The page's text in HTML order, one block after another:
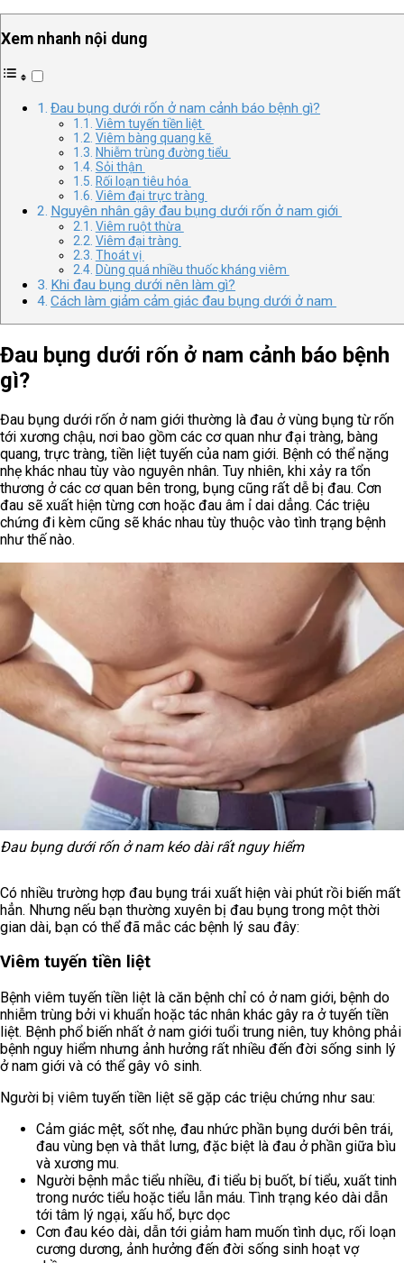
Xem nhanh nội dung
Đau bụng dưới rốn ở nam cảnh báo bệnh gì?
Viêm tuyến tiền liệt
Viêm bàng quang kẽ
Nhiễm trùng đường tiểu
Sỏi thận
Rối loạn tiêu hóa
Viêm đại trực tràng
Nguyên nhân gây đau bụng dưới rốn ở nam giới
Viêm ruột thừa
Viêm đại tràng
Thoát vị
Dùng quá nhiều thuốc kháng viêm
Khi đau bụng dưới nên làm gì?
Cách làm giảm cảm giác đau bụng dưới ở nam
Đau bụng dưới rốn ở nam cảnh báo bệnh
gì?
Đau bụng dưới rốn ở nam giới thường là đau ở vùng bụng từ rốn
tới xương chậu, nơi bao gồm các cơ quan như đại tràng, bàng
quang, trực tràng, tiền liệt tuyến của nam giới. Bệnh có thể nặng
nhẹ khác nhau tùy vào nguyên nhân. Tuy nhiên, khi xảy ra tổn
thương ở các cơ quan bên trong, bụng cũng rất dễ bị đau. Cơn
đau sẽ xuất hiện từng cơn hoặc đau âm ỉ dai dẳng. Các triệu
chứng đi kèm cũng sẽ khác nhau tùy thuộc vào tình trạng bệnh
như thế nào.
Đau bụng dưới rốn ở nam kéo dài rất nguy hiểm
Có nhiều trường hợp đau bụng trái xuất hiện vài phút rồi biến mất
hẳn. Nhưng nếu bạn thường xuyên bị đau bụng trong một thời
gian dài, bạn có thể đã mắc các bệnh lý sau đây:
Viêm tuyến tiền liệt
Bệnh viêm tuyến tiền liệt là căn bệnh chỉ có ở nam giới, bệnh do
nhiễm trùng bởi vi khuẩn hoặc tác nhân khác gây ra ở tuyến tiền
liệt. Bệnh phổ biến nhất ở nam giới tuổi trung niên, tuy không phải
bệnh nguy hiểm nhưng ảnh hưởng rất nhiều đến đời sống sinh lý
ở nam giới và có thể gây vô sinh.
Người bị viêm tuyến tiền liệt sẽ gặp các triệu chứng như sau:
Cảm giác mệt, sốt nhẹ, đau nhức phần bụng dưới bên trái,
đau vùng bẹn và thắt lưng, đặc biệt là đau ở phần giữa bìu
và xương mu.
Người bệnh mắc tiểu nhiều, đi tiểu bị buốt, bí tiểu, xuất tinh
trong nước tiểu hoặc tiểu lẫn máu. Tình trạng kéo dài dẫn
tới tâm lý ngại, xấu hổ, bực dọc
Cơn đau kéo dài, dẫn tới giảm ham muốn tình dục, rối loạn
cương dương, ảnh hưởng đến đời sống sinh hoạt vợ